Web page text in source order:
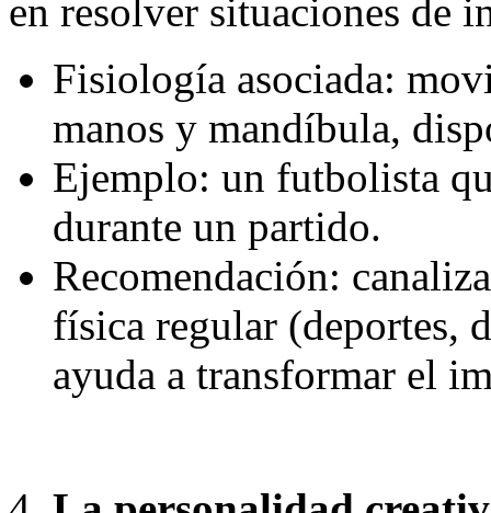
en resolver situaciones de
Fisiología asociada:
manos y mandíbula,
Ejemplo: un futbolista
durante un partido.
Recomendación:
física regular (deportes,
ayuda a transformar el